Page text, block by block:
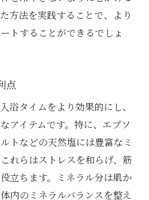
方法を実践することで、より
トすることができるでしょ
点
浴タイムをより効果的にし、
アイテムです。特に、エプソ
トなどの天然塩には豊富なミ
れらはストレスを和らげ、筋
立ちます。ミネラル分は肌か
内のミネラルバランスを整え